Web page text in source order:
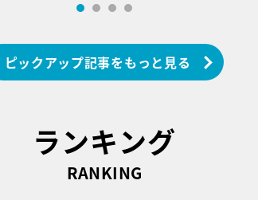
ピックアップ記事をもっと見る
ランキング
RANKING